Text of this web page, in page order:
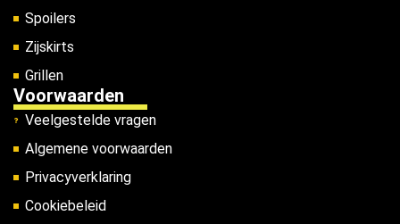
Spoilers
Zijskirts
Grillen
Voorwaarden
Veelgestelde vragen
Algemene voorwaarden
Privacyverklaring
Cookiebeleid